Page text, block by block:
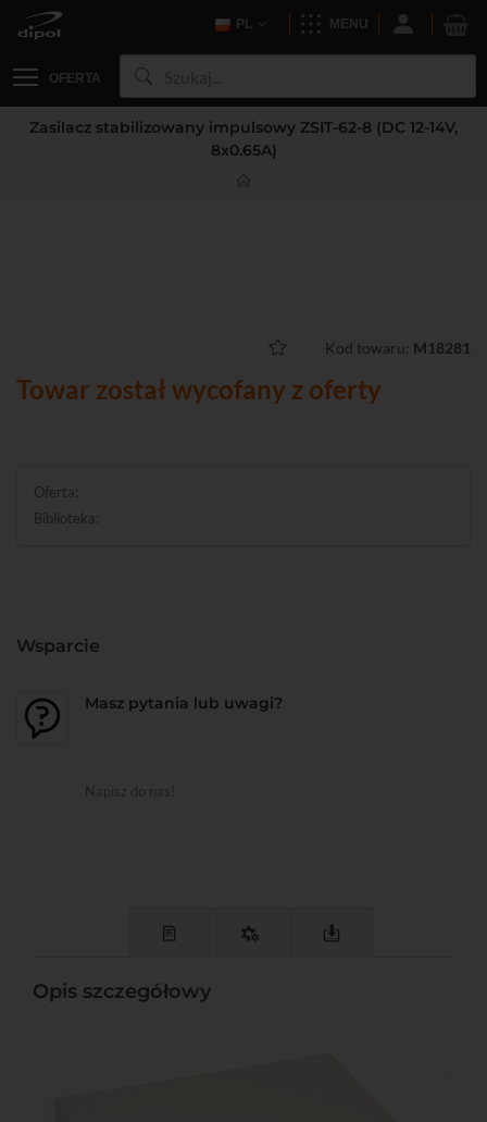
PL MENU
OFERTA
Zasilacz stabilizowany impulsowy ZSIT-62-8 (DC 12-14V,
8x0.65A)
Kod towaru: M18281
Towar został wycofany z oferty
Oferta:
Biblioteka:
Wsparcie
Masz pytania lub uwagi?
Opis szczegółowy